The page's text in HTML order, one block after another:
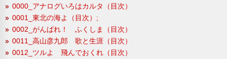
0000_アナログいろはカルタ（目次）
0001_東北の海よ（目次）;
0002_がんばれ！ ふくしま（目次）
0011_高山彦九郎 歌と生涯（目次）
0012_ツルよ 飛んでおくれ（目次）